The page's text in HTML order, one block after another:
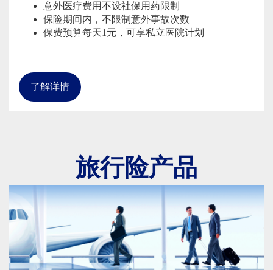
意外医疗费用不设社保用药限制
保险期间内，不限制意外事故次数
保费预算每天1元，可享私立医院计划
了解详情
旅行险产品